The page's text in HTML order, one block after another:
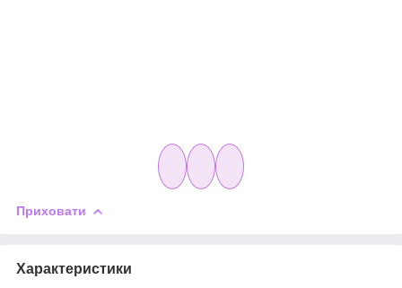
Приховати
Характеристики